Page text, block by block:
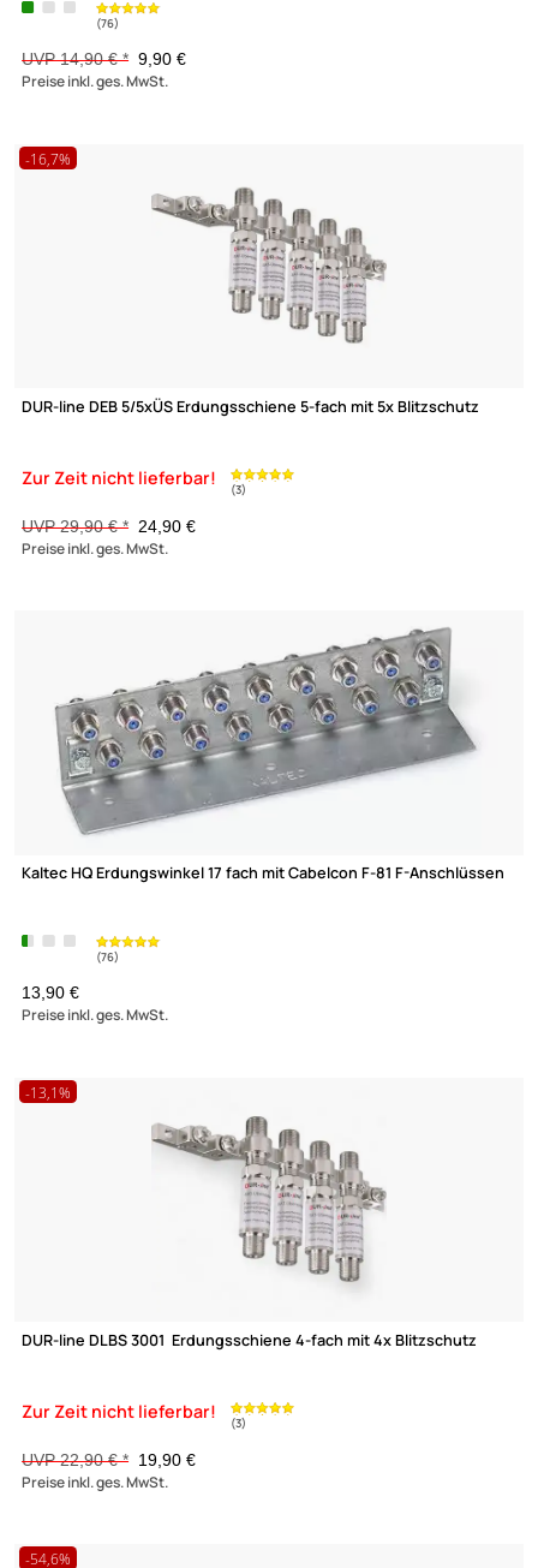
(76)
Erdungswinkel 11 fach mit F-Anschlüssen
UVP 14,90 € * 9,90 €
Preise inkl. ges. MwSt.
DUR-line DEB 5/5xÜS Erdungsschiene 5-fach mit 5x Blitzschutz